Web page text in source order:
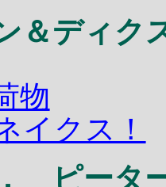
＆ディク
物
イクス！
ピータ